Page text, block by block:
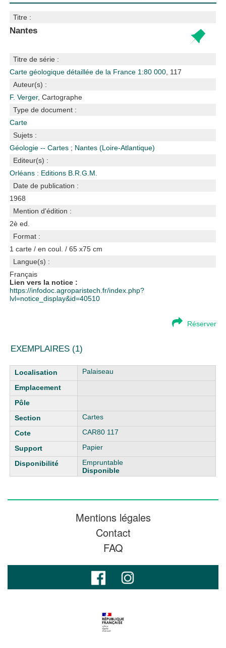
Titre :
Nantes
Titre de série :
Carte géologique détaillée de la France 1:80 000 , 117
Auteur(s) :
F. Verger, Cartographe
Type de document :
Carte
Sujets :
Géologie -- Cartes ; Nantes (Loire-Atlantique)
Editeur(s) :
Orléans : Editions B.R.G.M.
Date de publication :
1968
Mention d'édition :
2è ed.
Format :
1 carte / en coul. / 65 x75 cm
Langue(s) :
Français
Lien vers la notice :
https://infodoc.agroparistech.fr/index.php?
lvl=notice_display&id=40510
Réserver
EXEMPLAIRES (1)
Liste des exemplaires Palaiseau
Cartes
CAR80 117
Papier
Empruntable
Disponible
Mentions légales
Contact
FAQ